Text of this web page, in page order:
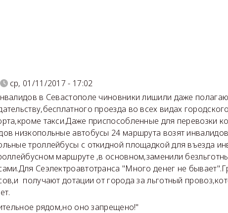
ср, 01/11/2017 - 17:02
в Севастополе чиновники лишили даже
проезда во всех видах городского
такси.Даже приспособленные для перевозки
низкопольные автобусы 24 маршрута возят
троллейбусы с откидной площадкой для въезда
маршруте ,в основном,заменили
Сеэлектроавтотранса "Много денег не
получают дотации от города за льготный
рядом,но оно запрещено!"